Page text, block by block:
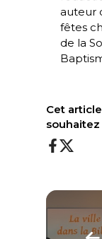
auteur
fêtes
de la
Cet